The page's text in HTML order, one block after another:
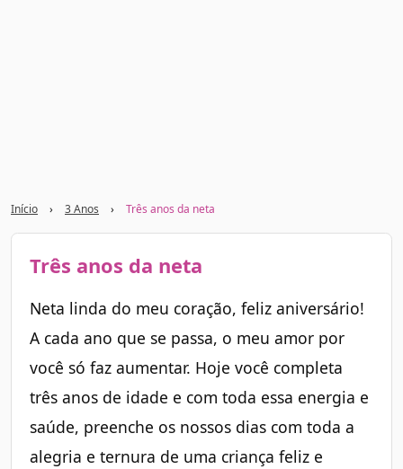
Início › 3 Anos › Três anos da neta
Três anos da neta
Neta linda do meu coração, feliz aniversário!
A cada ano que se passa, o meu amor por
você só faz aumentar. Hoje você completa
três anos de idade e com toda essa energia e
saúde, preenche os nossos dias com toda a
alegria e ternura de uma criança feliz e